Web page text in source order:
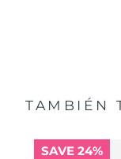
TAMBIÉN
SAVE 24%